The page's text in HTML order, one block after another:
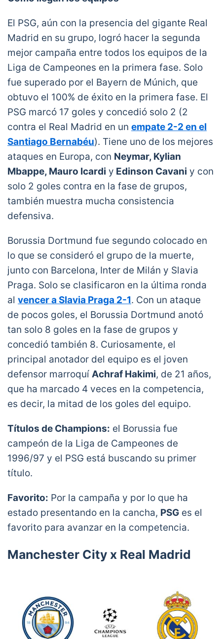
El PSG, aún con la presencia del gigante Real
Madrid en su grupo, logró hacer la segunda
mejor campaña entre todos los equipos de la
Liga de Campeones en la primera fase. Solo
fue superado por el Bayern de Múnich, que
obtuvo el 100% de éxito en la primera fase. El
PSG marcó 17 goles y concedió solo 2 (2
contra el Real Madrid en un empate 2-2 en el
Santiago Bernabéu). Tiene uno de los mejores
ataques en Europa, con Neymar, Kylian
Mbappe, Mauro Icardi y Edinson Cavani y con
solo 2 goles contra en la fase de grupos,
también muestra mucha consistencia
defensiva.
Borussia Dortmund fue segundo colocado en
lo que se consideró el grupo de la muerte,
junto con Barcelona, ​​Inter de Milán y Slavia
Praga. Solo se clasificaron en la última ronda
al vencer a Slavia Praga 2-1. Con un ataque
de pocos goles, el Borussia Dortmund anotó
tan solo 8 goles en la fase de grupos y
concedió también 8. Curiosamente, el
principal anotador del equipo es el joven
defensor marroquí Achraf Hakimi, de 21 años,
que ha marcado 4 veces en la competencia,
es decir, la mitad de los goles del equipo.
Títulos de Champions: el Borussia fue
campeón de la Liga de Campeones de
1996/97 y el PSG está buscando su primer
título.
Favorito: Por la campaña y por lo que ha
estado presentando en la cancha, PSG es el
favorito para avanzar en la competencia.
Manchester City x Real Madrid